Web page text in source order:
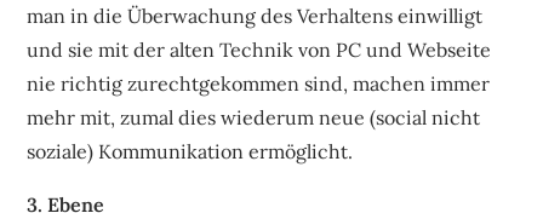
man in die Überwachung des Verhaltens einwilligt
und sie mit der alten Technik von PC und Webseite
nie richtig zurechtgekommen sind, machen immer
mehr mit, zumal dies wiederum neue (social nicht
soziale) Kommunikation ermöglicht.
3. Ebene